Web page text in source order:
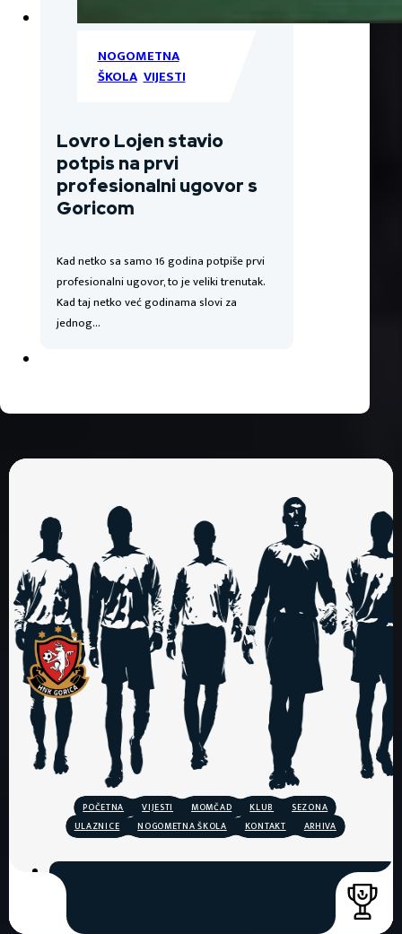
NOGOMETNA
ŠKOLA,VIJESTI
Lovro Lojen stavio
potpis na prvi
profesionalni ugovor s
Goricom
Kad netko sa samo 16 godina potpiše prvi
profesionalni ugovor, to je veliki trenutak.
Kad taj netko već godinama slovi za
jednog…
POČETNA VIJESTI MOMČAD KLUB
SEZONA
ULAZNICE
NOGOMETNA ŠKOLA KONTAKT ARHIVA